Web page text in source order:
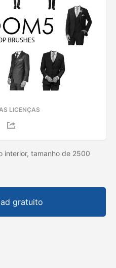
LICENÇAS
interior, tamanho de 2500
gratuito